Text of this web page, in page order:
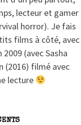
lecteur et gamer
horror). Je fais
films à côté, avec
(avec Sasha
(2016) filmé avec
lecture